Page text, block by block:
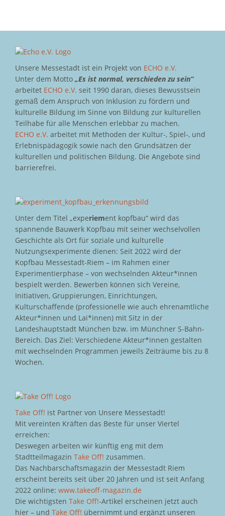
Unsere Messestadt ist ein Projekt von ECHO e.V.
Unter dem Motto „Es ist normal, verschieden zu sein“
arbeitet ECHO e.V. seit 1990 daran, dieses Bewusstsein
gemäß dem Anspruch von Inklusion zu fördern und
kulturelle Bildung im Sinne von Bildung zur kulturellen
Teilhabe für alle Menschen erlebbar zu machen.
ECHO e.V. arbeitet mit Methoden der Kultur-, Spiel-, und
Erlebnispädagogik sowie nach den Grundsätzen der
kulturellen und politischen Bildung. Die Angebote sind
barrierefrei.
Unter dem Titel „experiement kopfbau“ wird das
spannende Bauwerk Kopfbau mit seiner wechselvollen
Geschichte als Ort für soziale und kulturelle
Nutzungsexperimente dienen: Seit 2022 wird der
Kopfbau Messestadt-Riem – im Rahmen einer
Experimentierphase – von wechselnden Akteur*innen
bespielt werden. Bewerben können sich Vereine,
Initiativen, Gruppierungen, Einrichtungen,
Kulturschaffende (professionelle wie auch ehrenamtliche
Akteur*innen und Lai*innen) mit Sitz in der
Landeshauptstadt München bzw. im Münchner S-Bahn-
Bereich. Das Ziel: Verschiedene Akteur*innen gestalten
mit wechselnden Programmen jeweils Zeiträume bis zu 8
Wochen.
Take Off! ist Partner von Unsere Messestadt!
Mit vereinten Kräften das Beste für unser Viertel
erreichen:
Deswegen arbeiten wir künftig eng mit dem
Stadtteilmagazin Take Off! zusammen.
Das Nachbarschaftsmagazin der Messestadt Riem
erscheint bereits seit über 20 Jahren und ist seit Anfang
2022 online: www.takeoff-magazin.de
Die wichtigsten Take Off!-Artikel erscheinen jetzt auch
hier – und Take Off! übernimmt und ergänzt unseren